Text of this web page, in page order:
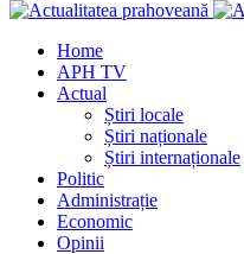
Home
APH TV
Actual
Știri locale
Știri naționale
Știri internaționale
Politic
Administrație
Economic
Opinii